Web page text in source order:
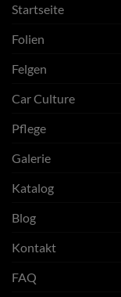
Startseite
Folien
Felgen
Car Culture
Pflege
Galerie
Katalog
Blog
Kontakt
FAQ